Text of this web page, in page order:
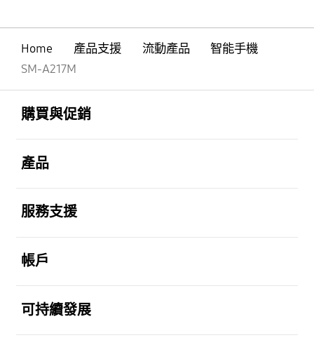
Home 產品支援 流動產品
智能手機
SM-A217M
購買與促銷
產品
服務支援
帳戶
可持續發展